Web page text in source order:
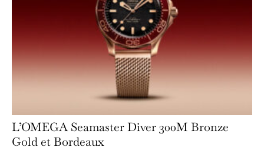
L’OMEGA Seamaster Diver 300M Bronze
Gold et Bordeaux